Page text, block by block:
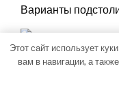
Варианты
Подстолье на двух
Этот сайт использует
вам в навигации, а